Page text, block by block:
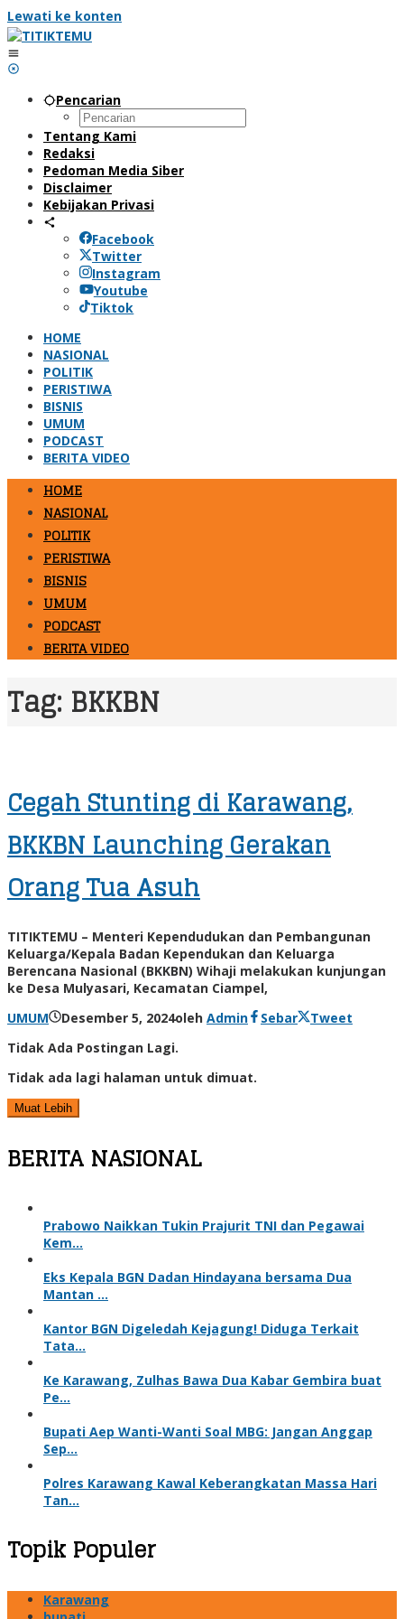
Lewati ke konten
Pencarian
Tentang Kami
Redaksi
Pedoman Media Siber
Disclaimer
Kebijakan Privasi
Facebook
Twitter
Instagram
Youtube
Tiktok
HOME
NASIONAL
POLITIK
PERISTIWA
BISNIS
UMUM
PODCAST
BERITA VIDEO
HOME
NASIONAL
POLITIK
PERISTIWA
BISNIS
UMUM
PODCAST
BERITA VIDEO
Tag: BKKBN
Cegah Stunting di Karawang,
BKKBN Launching Gerakan
Orang Tua Asuh
TITIKTEMU – Menteri Kependudukan dan Pembangunan
Keluarga/Kepala Badan Kependukan dan Keluarga
Berencana Nasional (BKKBN) Wihaji melakukan kunjungan
ke Desa Mulyasari, Kecamatan Ciampel,
UMUM
Desember 5, 2024oleh Admin Sebar
Tweet
Tidak Ada Postingan Lagi.
Tidak ada lagi halaman untuk dimuat.
Muat Lebih
BERITA NASIONAL
Prabowo Naikkan Tukin Prajurit TNI dan Pegawai
Kem…
Eks Kepala BGN Dadan Hindayana bersama Dua
Mantan …
Kantor BGN Digeledah Kejagung! Diduga Terkait
Tata…
Ke Karawang, Zulhas Bawa Dua Kabar Gembira buat
Pe…
Bupati Aep Wanti-Wanti Soal MBG: Jangan Anggap
Sep…
Polres Karawang Kawal Keberangkatan Massa Hari
Tan…
Topik Populer
Karawang